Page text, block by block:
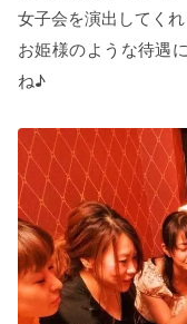
女子会を演出してくれ
お姫様のような待遇
ね♪